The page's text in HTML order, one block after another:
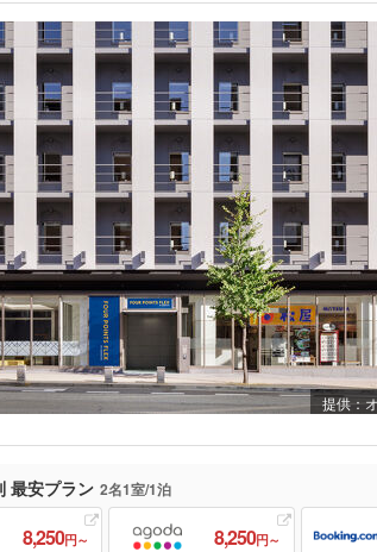
提供：
最安プラン 2名1室/1泊
8,250円～ 8,250円～